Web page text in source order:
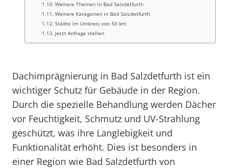
Weitere Themen in Bad Salzdetfurth
Weitere Kategorien in Bad Salzdetfurth
Städte im Umkreis von 50 km
Jetzt Anfrage stellen
Dachimprägnierung in Bad Salzdetfurth ist ein
wichtiger Schutz für Gebäude in der Region.
Durch die spezielle Behandlung werden Dächer
vor Feuchtigkeit, Schmutz und UV-Strahlung
geschützt, was ihre Langlebigkeit und
Funktionalität erhöht. Dies ist besonders in
einer Region wie Bad Salzdetfurth von